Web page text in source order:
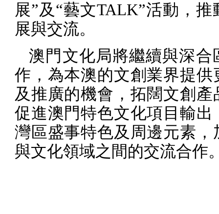
展”及“藝文TALK”活動，推
展與交流。
澳門文化局將繼續與深合
作，為本澳的文創業界提供
及推廣的機會，拓闊文創產
促進澳門特色文化項目輸出
灣區盛事特色及周邊元素，
與文化領域之間的交流合作